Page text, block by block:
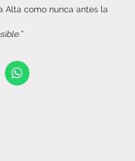
Alta como nunca antes la